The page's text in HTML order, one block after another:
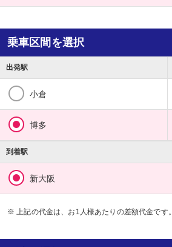
乗車区間を選択
出発駅
小倉
博多
到着駅
新大阪
※ 上記の代金は、お1人様あたりの差額代金です。